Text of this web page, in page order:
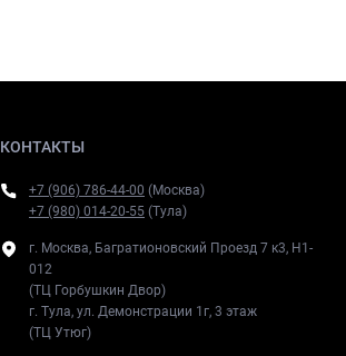
КОНТАКТЫ
+7 (906) 786-44-00 (Москва)
+7 (980) 014-20-55 (Тула)
г. Москва, Багратионовский Проезд 7 к3, H1-
012
(ТЦ Горбушкин Двор)
г. Тула, ул. Демонстрации 1г, 3 этаж
(ТЦ Утюг)